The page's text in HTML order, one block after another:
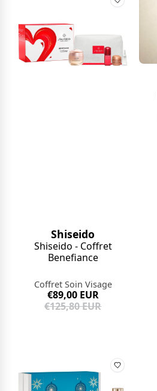
Shiseido
Shiseido - Coffret
Benefiance
Coffret Soin Visage
€89,00 EUR
€125,80 EUR